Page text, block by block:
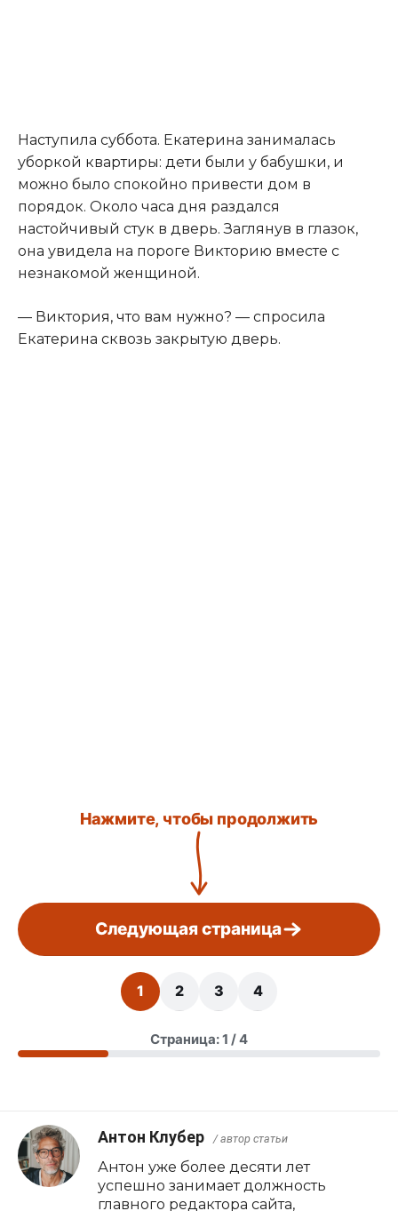
Наступила суббота. Екатерина занималась
уборкой квартиры: дети были у бабушки, и
можно было спокойно привести дом в
порядок. Около часа дня раздался
настойчивый стук в дверь. Заглянув в глазок,
она увидела на пороге Викторию вместе с
незнакомой женщиной.
— Виктория, что вам нужно? — спросила
Екатерина сквозь закрытую дверь.
Нажмите, чтобы продолжить
Следующая страница
1 2 3 4
Страница: 1 / 4
Антон Клубер / автор статьи
Антон уже более десяти лет
успешно занимает должность
главного редактора сайта,